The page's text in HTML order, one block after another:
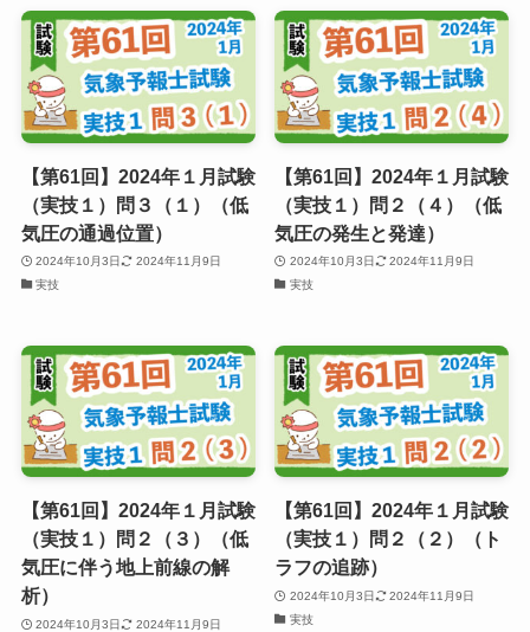
【第61回】2024年１月試験
（実技１）問３（１）（低
気圧の通過位置）
2024年10月3日
2024年11月9日
実技
【第61回】2024年１月試験
（実技１）問２（４）（低
気圧の発生と発達）
2024年10月3日
2024年11月9日
実技
【第61回】2024年１月試験
（実技１）問２（３）（低
気圧に伴う地上前線の解
析）
2024年10月3日
2024年11月9日
【第61回】2024年１月試験
（実技１）問２（２）（ト
ラフの追跡）
2024年10月3日
2024年11月9日
実技